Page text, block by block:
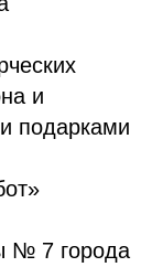
и
подарками
№ 7 города